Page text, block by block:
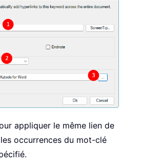
appliquer le même lien de
occurrences du mot-clé